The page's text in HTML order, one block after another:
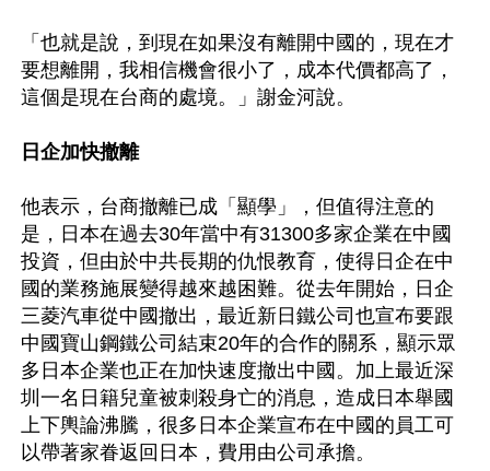
「也就是說，到現在如果沒有離開中國的，現在才
要想離開，我相信機會很小了，成本代價都高了，
這個是現在台商的處境。」謝金河說。
日企加快撤離
他表示，台商撤離已成「顯學」，但值得注意的
是，日本在過去30年當中有31300多家企業在中國
投資，但由於中共長期的仇恨教育，使得日企在中
國的業務施展變得越來越困難。從去年開始，日企
三菱汽車從中國撤出，最近新日鐵公司也宣布要跟
中國寶山鋼鐵公司結束20年的合作的關系，顯示眾
多日本企業也正在加快速度撤出中國。加上最近深
圳一名日籍兒童被刺殺身亡的消息，造成日本舉國
上下輿論沸騰，很多日本企業宣布在中國的員工可
以帶著家眷返回日本，費用由公司承擔。